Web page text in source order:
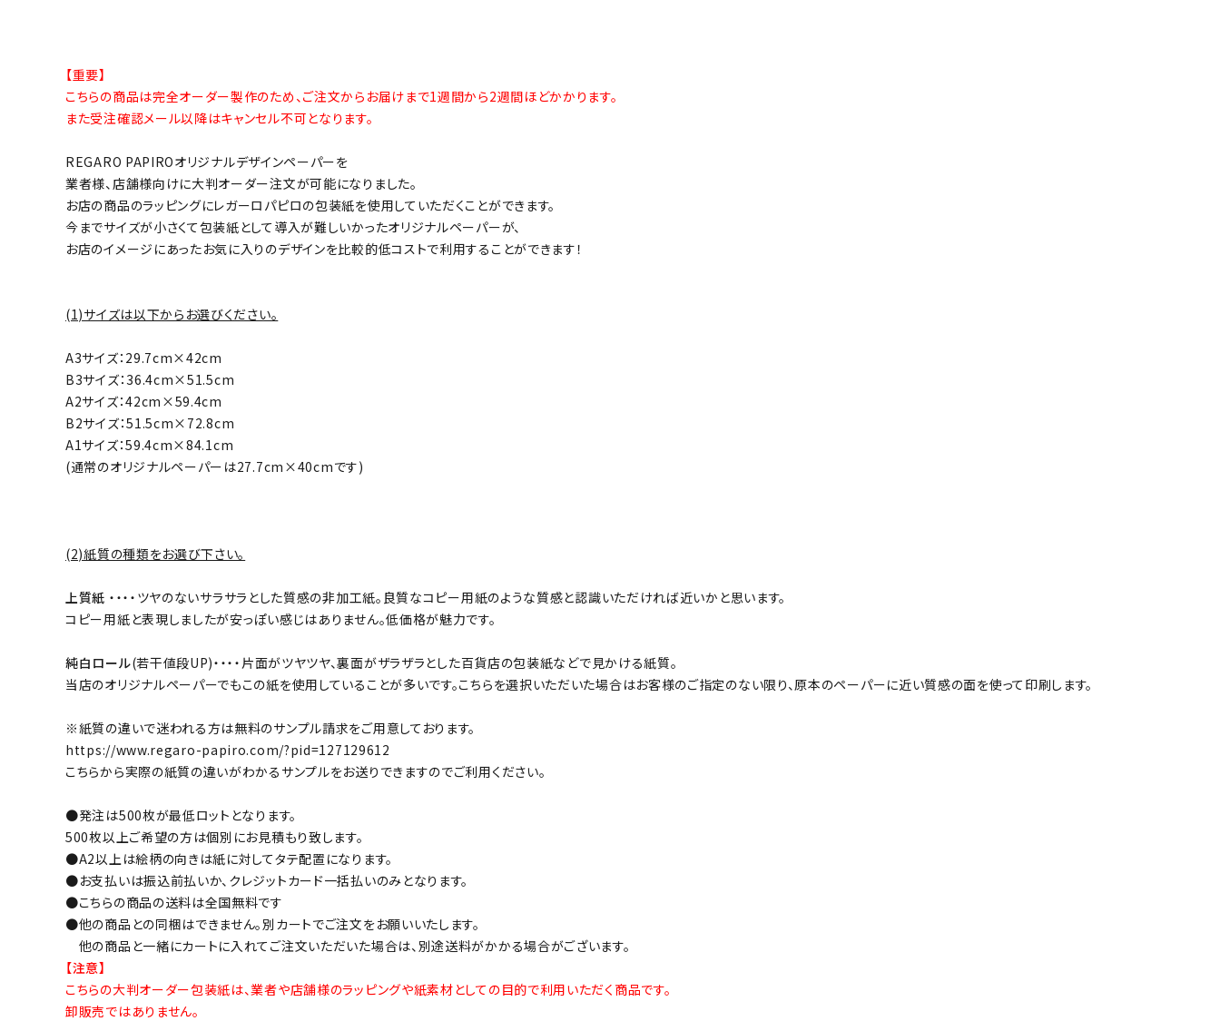
【重要】
こちらの商品は完全オーダー製作のため、ご注文からお届けまで1週間から2週間ほどかかります。
また受注確認メール以降はキャンセル不可となります。
REGARO PAPIROオリジナルデザインペーパーを
業者様、店舗様向けに大判オーダー注文が可能になりました。
お店の商品のラッピングにレガーロパピロの包装紙を使用していただくことができます。
今までサイズが小さくて包装紙として導入が難しいかったオリジナルペーパーが、
お店のイメージにあったお気に入りのデザインを比較的低コストで利用することができます！
(1)サイズは以下からお選びください。
A3サイズ：29.7cm×42cm
B3サイズ：36.4cm×51.5cm
A2サイズ：42cm×59.4cm
B2サイズ：51.5cm×72.8cm
A1サイズ：59.4cm×84.1cm
(通常のオリジナルペーパーは27.7cm×40cmです)
(2)紙質の種類をお選び下さい。
上質紙 ・・・・ツヤのないサラサラとした質感の非加工紙。良質なコピー用紙のような質感と認識いただければ近いかと思います。
コピー用紙と表現しましたが安っぽい感じはありません。低価格が魅力です。
純白ロール(若干値段UP)・・・・片面がツヤツヤ、裏面がザラザラとした百貨店の包装紙などで見かける紙質。
当店のオリジナルペーパーでもこの紙を使用していることが多いです。こちらを選択いただいた場合はお客様のご指定のない限り、原本のペーパーに近い質感の面を使って印刷します。
※紙質の違いで迷われる方は無料のサンプル請求をご用意しております。
https://www.regaro-papiro.com/?pid=127129612
こちらから実際の紙質の違いがわかるサンプルをお送りできますのでご利用ください。
●発注は500枚が最低ロットとなります。
500枚以上ご希望の方は個別にお見積もり致します。
●A2以上は絵柄の向きは紙に対してタテ配置になります。
●お支払いは振込前払いか、クレジットカード一括払いのみとなります。
●こちらの商品の送料は全国無料です
●他の商品との同梱はできません。別カートでご注文をお願いいたします。
他の商品と一緒にカートに入れてご注文いただいた場合は、別途送料がかかる場合がございます。
【注意】
こちらの大判オーダー包装紙は、業者や店舗様のラッピングや紙素材としての目的で利用いただく商品です。
卸販売ではありません。